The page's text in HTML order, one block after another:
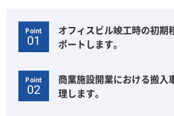
Point
01
オフィスビル竣工時の初期
ポートします。
Point
02
商業施設開業における搬入
理します。